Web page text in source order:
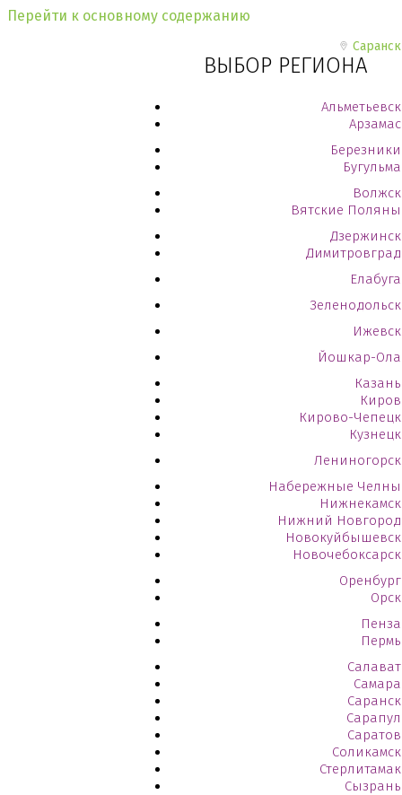
Перейти к основному содержанию
Саранск
ВЫБОР РЕГИОНА
Альметьевск
Арзамас
Березники
Бугульма
Волжск
Вятские Поляны
Дзержинск
Димитровград
Елабуга
Зеленодольск
Ижевск
Йошкар-Ола
Казань
Киров
Кирово-Чепецк
Кузнецк
Лениногорск
Набережные Челны
Нижнекамск
Нижний Новгород
Новокуйбышевск
Новочебоксарск
Оренбург
Орск
Пенза
Пермь
Салават
Самара
Саранск
Сарапул
Саратов
Соликамск
Стерлитамак
Сызрань